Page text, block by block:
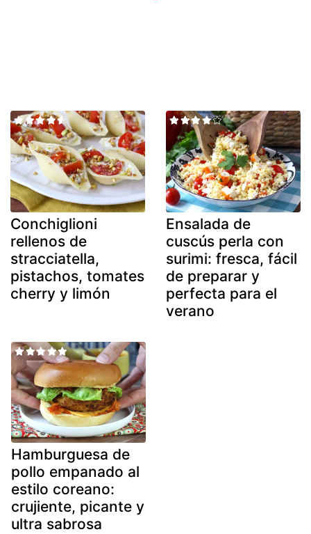
Conchiglioni
rellenos de
stracciatella,
pistachos, tomates
cherry y limón
Ensalada de
cuscús perla con
surimi: fresca, fácil
de preparar y
perfecta para el
verano
Hamburguesa de
pollo empanado al
estilo coreano:
crujiente, picante y
ultra sabrosa